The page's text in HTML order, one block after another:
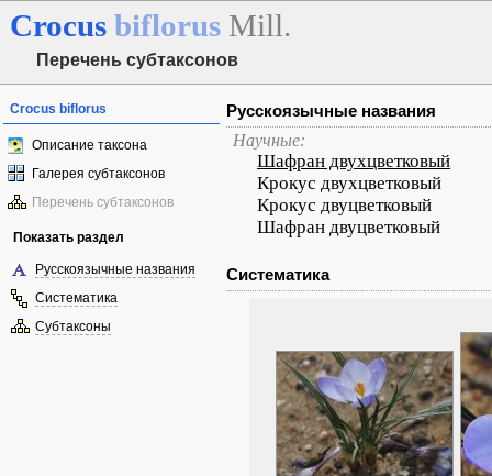
Crocus biflorus Mill.
Перечень субтаксонов
Crocus biflorus
Описание таксона
Галерея субтаксонов
Перечень субтаксонов
Показать раздел
Русскоязычные названия
Систематика
Субтаксоны
Русскоязычные названия
Научные:
Шафран двухцветковый
Крокус двухцветковый
Крокус двуцветковый
Шафран двуцветковый
Систематика